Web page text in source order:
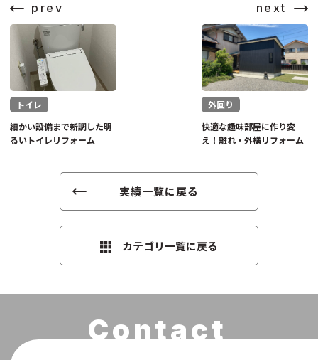
prev
トイレ
細かい設備まで新調した明
るいトイレリフォーム
next
外回り
快適な趣味部屋に作り変
え！離れ・外構リフォーム
実績一覧に戻る
カテゴリ一覧に戻る